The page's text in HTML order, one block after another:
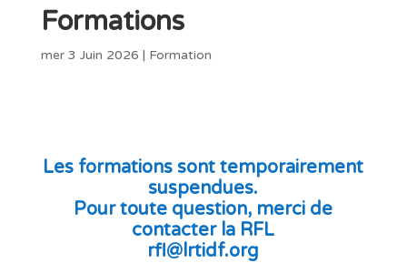
Formations
mer 3 Juin 2026 | Formation
Les formations sont temporairement
suspendues.
Pour toute question, merci de
contacter la RFL
rfl@lrtidf.org